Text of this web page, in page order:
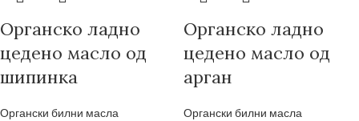
Органско ладно
цедено масло од
шипинка
Органски билни масла
Органско ладно
цедено масло од
арган
Органски билни масла